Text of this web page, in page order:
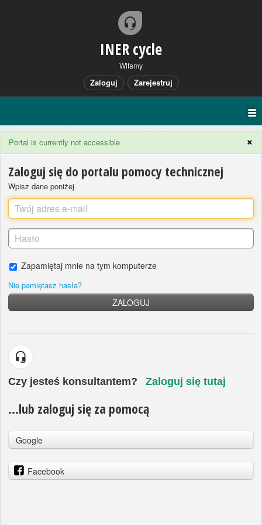
INER cycle
Witamy
Zaloguj Zarejestruj
×
Portal is currently not accessible
Zaloguj się do portalu pomocy technicznej
Wpisz dane poniżej
Zapamiętaj mnie na tym komputerze
Nie pamiętasz hasła?
ZALOGUJ
Czy jesteś konsultantem? Zaloguj się tutaj
...lub zaloguj się za pomocą
Google
Facebook